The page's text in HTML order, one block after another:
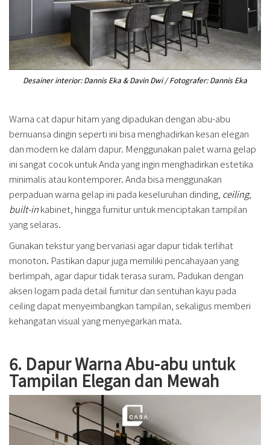
Desainer interior: Dannis Eka & Davin Dwi / Fotografer: Dannis Eka
Warna cat dapur hitam yang dipadukan dengan abu-abu
bernuansa dingin seperti ini bisa menghadirkan kesan elegan
dan modern ke dalam dapur. Menggunakan palet warna gelap
ini sangat cocok untuk Anda yang ingin menghadirkan estetika
minimalis atau kontemporer. Anda bisa menggunakan
perpaduan warna gelap ini pada keseluruhan dinding, ceiling,
built-inkabinet, hingga furnitur untuk menciptakan tampilan
yang selaras.
Gunakan tekstur yang bervariasi agar dapur tidak terlihat
monoton. Pastikan dapur juga memiliki pencahayaan yang
berlimpah, agar dapur tidak terasa suram. Padukan dengan
aksen logam pada detail furnitur dan sentuhan kayu pada
ceiling dapat menyeimbangkan tampilan, sekaligus memberi
kehangatan visual yang menyegarkan mata.
6. Dapur Warna Abu-abu untuk
Tampilan Elegan dan Mewah